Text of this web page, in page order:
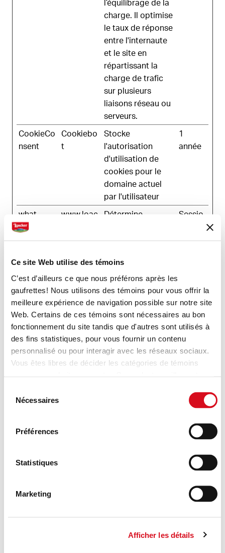
Ce site Web utilise des témoins
C’est d’ailleurs ce que nous préférons après les
gaufrettes! Nous utilisons des témoins pour vous offrir la
meilleure expérience de navigation possible sur notre site
Web. Certains de ces témoins sont nécessaires au bon
fonctionnement du site tandis que d'autres sont utilisés à
des fins statistiques, pour vous fournir un contenu
personnalisé ou pour interagir avec les réseaux sociaux.
Vous êtes libres de décider les catégories de témoins
certaines fonctionnalités du site peuvent ne plus être
Nécessaires
Préférences
Statistiques
Marketing
Afficher les détails
l’équilibrage de la
charge. Il optimise
le taux de réponse
entre l'internaute
et le site en
répartissant la
charge de trafic
sur plusieurs
liaisons réseau ou
serveurs.
CookieCo
nsent
Cookiebo
t
Stocke
l'autorisation
d'utilisation de
cookies pour le
domaine actuel
par l'utilisateur
1
année
what-
intent
www.loac
Détermine
permet au site
Web d'être
formaté en
conséquence.
Sessio
Statistiques (1)
Les témoins statistiques aident les propriétaires du
d'informations de manière anonyme, à comprendre
comment les visiteurs interagissent avec les sites
Nom
maximale
_tt_enabl
TikTok, pour suivre